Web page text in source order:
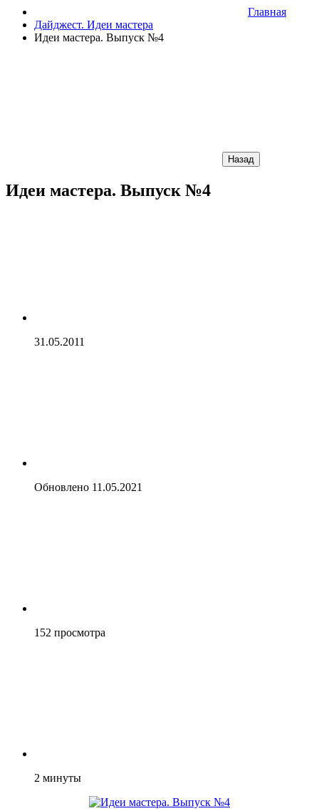
Главная
Дайджест. Идеи мастера
Идеи мастера. Выпуск №4
Назад
Идеи мастера. Выпуск №4
31.05.2011
Обновлено 11.05.2021
152 просмотра
2 минуты